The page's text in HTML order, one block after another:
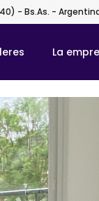
- Bs.As. -
La